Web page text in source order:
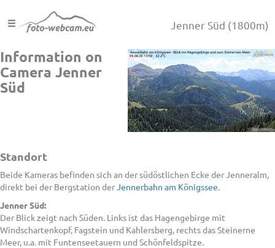
Jenner Süd (1800m)
Information on
Camera Jenner
Süd
Standort
Beide Kameras befinden sich an der südöstlichen Ecke der Jenneralm,
direkt bei der Bergstation derJennerbahn am Königssee.
Jenner Süd:
Der Blick zeigt nach Süden. Links ist das Hagengebirge mit
Windschartenkopf, Fagstein und Kahlersberg, rechts das Steinerne
Meer, u.a. mit Funtenseetauern und Schönfeldspitze.